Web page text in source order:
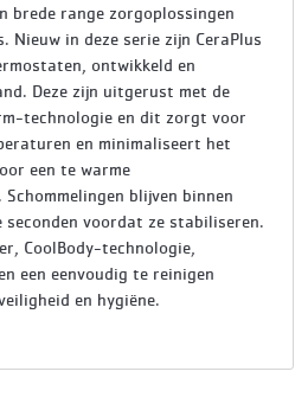
brede range zorgoplossingen
Nieuw in deze serie zijn CeraPlus
ontwikkeld en
Deze zijn uitgerust met de
technologie en dit zorgt voor
en minimaliseert het
een te warme
blijven binnen
seconden voordat ze stabiliseren.
CoolBody-technologie,
een eenvoudig te reinigen
en hygiëne.